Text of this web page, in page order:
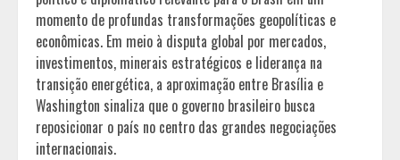
momento de profundas transformações geopolíticas e
econômicas. Em meio à disputa global por mercados,
investimentos, minerais estratégicos e liderança na
transição energética, a aproximação entre Brasília e
Washington sinaliza que o governo brasileiro busca
reposicionar o país no centro das grandes negociações
internacionais.